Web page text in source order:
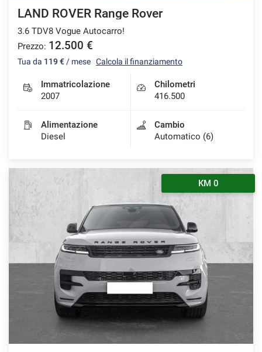
LAND ROVER Range Rover
3.6 TDV8 Vogue Autocarro!
Prezzo: 12.500 €
Tua da 119 € / mese Calcola il finanziamento
Immatricolazione
2007
Chilometri
416.500
Alimentazione
Diesel
Cambio
Automatico (6)
KM 0